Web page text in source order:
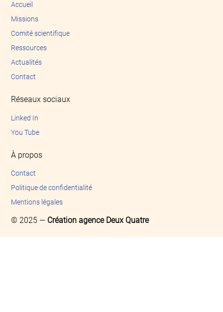
Accueil
Missions
Comité scientifique
Ressources
Actualités
Contact
Réseaux sociaux
Linked In
You Tube
À propos
Contact
Politique de confidentialité
Mentions légales
© 2025 — Création agence Deux Quatre